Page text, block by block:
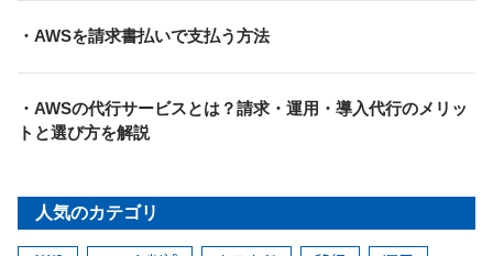
・AWSを請求書払いで支払う方法
・AWSの代行サービスとは？請求・運用・導入代行のメリッ
トと選び方を解説
人気のカテゴリ